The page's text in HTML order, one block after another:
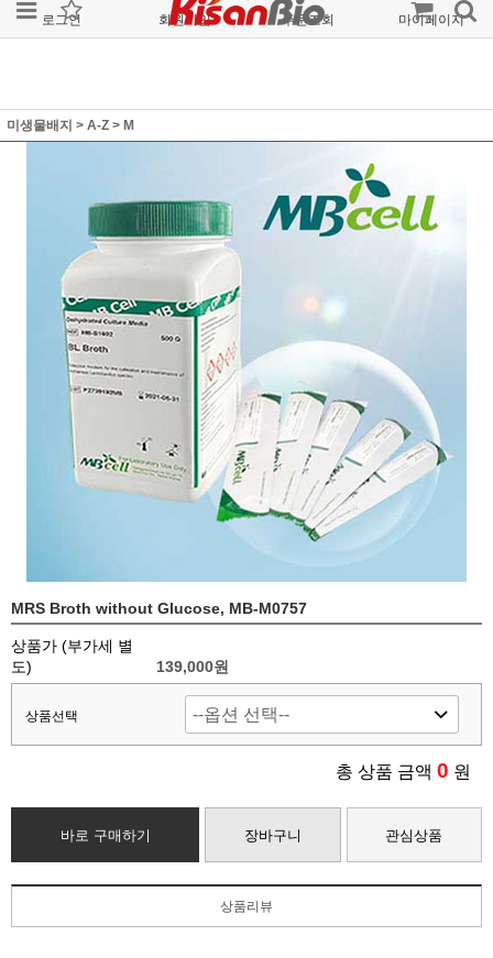
로그인 회원가입 주문조회 마이페이지
미생물배지 > A-Z > M
MRS Broth without Glucose, MB-M0757
상품가 (부가세 별
도)
139,000원
상품선택
총 상품 금액 0 원
바로 구매하기 장바구니 관심상품
상품리뷰